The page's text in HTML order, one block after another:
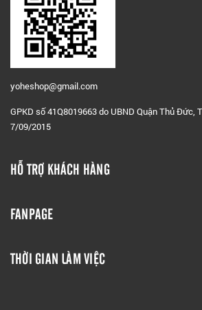
yoheshop@gmail.com
GPKD số 41Q8019663 do UBND Quận Thủ Đức,
7/09/2015
HỖ TRỢ KHÁCH HÀNG
FANPAGE
THỜI GIAN LÀM VIỆC